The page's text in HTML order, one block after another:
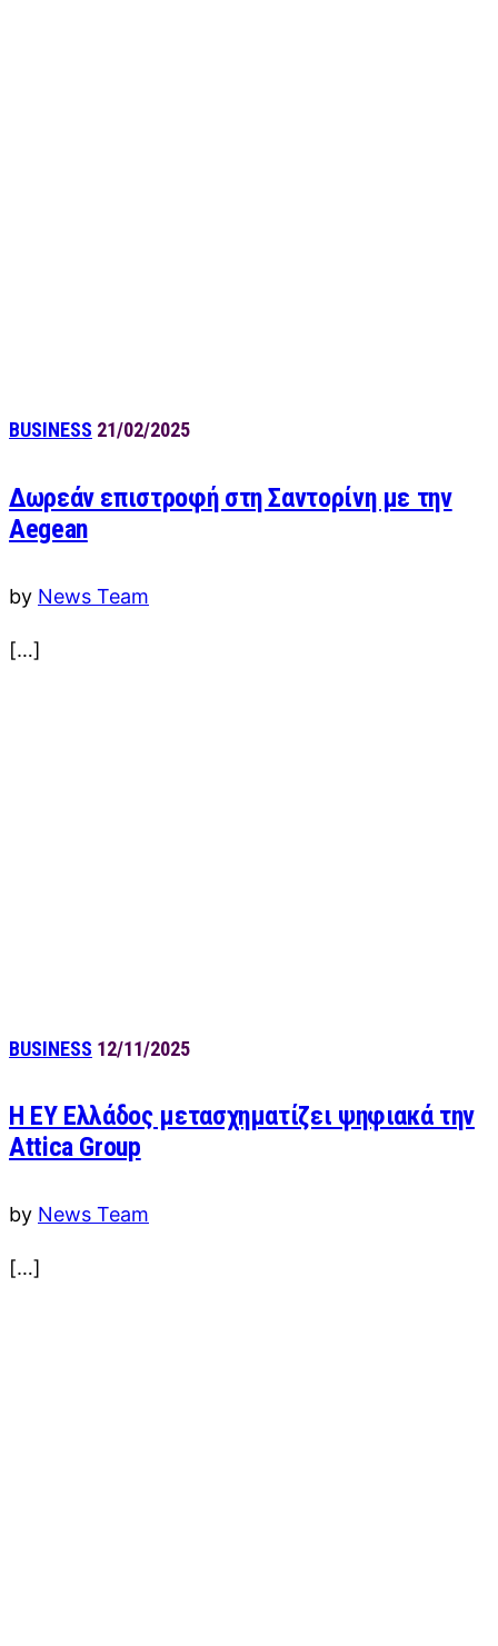
BUSINESS 21/02/2025
Δωρεάν επιστροφή στη Σαντορίνη με την
Aegean
by News Team
[…]
BUSINESS 12/11/2025
Η EY Ελλάδος μετασχηματίζει ψηφιακά την
Attica Group
by News Team
[…]